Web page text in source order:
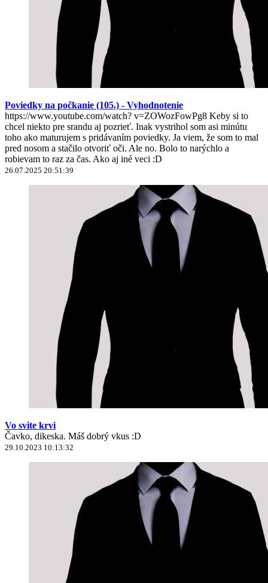
Poviedky na počkanie (105.) - Vyhodnotenie
https://www.youtube.com/watch? v=ZOWozFowPg8 Keby si to
chcel niekto pre srandu aj pozrieť. Inak vystrihol som asi minútu
toho ako maturujem s pridávaním poviedky. Ja viem, že som to mal
pred nosom a stačilo otvoriť oči. Ale no. Bolo to narýchlo a
robievam to raz za čas. Ako aj iné veci :D
26.07.2025 20:51:39
Vo svite krvi
Čavko, dikeska. Máš dobrý vkus :D
29.10.2023 10:13:32